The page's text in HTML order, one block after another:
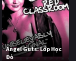
Angel Guts: Lớp Học
Đỏ